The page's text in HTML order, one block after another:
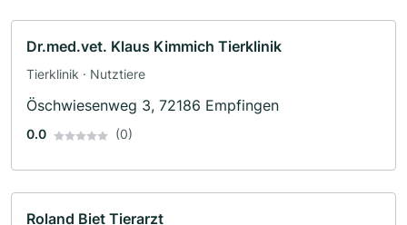
Dr.med.vet. Klaus Kimmich Tierklinik
Tierklinik · Nutztiere
Öschwiesenweg 3, 72186 Empfingen
0.0 (0)
Roland Biet Tierarzt